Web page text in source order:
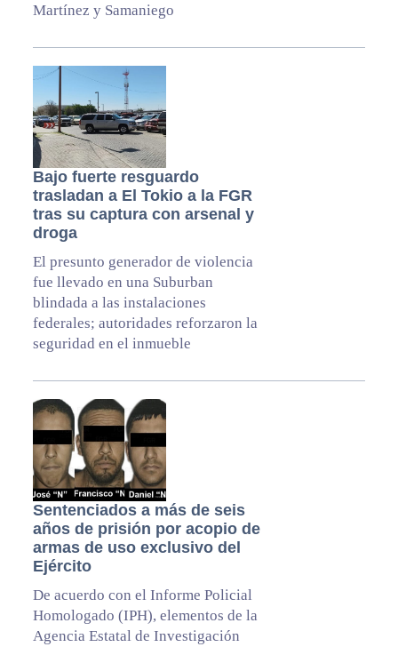
Martínez y Samaniego
Bajo fuerte resguardo
trasladan a El Tokio a la FGR
tras su captura con arsenal y
droga
El presunto generador de violencia
fue llevado en una Suburban
blindada a las instalaciones
federales; autoridades reforzaron la
seguridad en el inmueble
Sentenciados a más de seis
años de prisión por acopio de
armas de uso exclusivo del
Ejército
De acuerdo con el Informe Policial
Homologado (IPH), elementos de la
Agencia Estatal de Investigación